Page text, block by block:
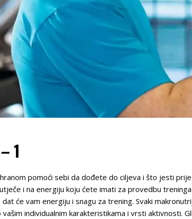
1
pomoći sebi da dođete do ciljeva i što jesti
i na energiju koju ćete imati za provedbu
će vam energiju i snagu za trening. Svaki
individualnim karakteristikama i vrsti aktivnosti.